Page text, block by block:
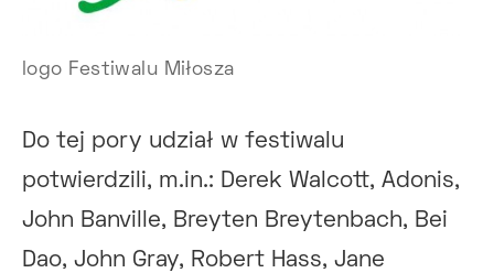
logo Festiwalu Miłosza
Do tej pory udział w festiwalu
potwierdzili, m.in.: Derek Walcott, Adonis,
John Banville, Breyten Breytenbach, Bei
Dao, John Gray, Robert Hass, Jane